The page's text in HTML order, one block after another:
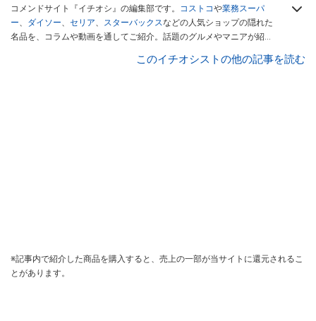
コメンドサイト『イチオシ』の編集部です。 コストコや業務スーパ
ー、 ダイソー、 セリア、 スターバックスなどの人気ショップの隠れた
名品を、コラムや動画を通してご紹介。話題のグルメやマニアが紹介
インフルエンサーが実際に使用してレビューしています。毎日トレン
このイチオシストの他の記事を読む
※記事内で紹介した商品を購入すると、売上の一部が当サイトに還元されるこ
とがあります。